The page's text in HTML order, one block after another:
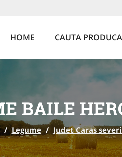
HOME CAUTA
BAILE
/ Legume / Judet Caras